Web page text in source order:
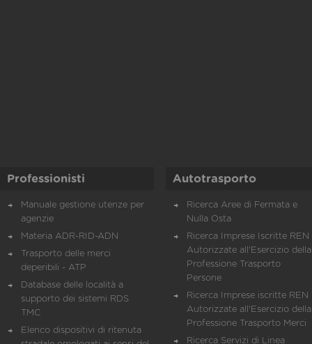
Professionisti
Manuale gestione utenze per
agenzie
Materia ADR-RID-ADN
Trasporto delle merci
deperibili - ATP
Database delle località a
supporto dei sistemi RDS
TMC
Elenco dispositivi di ritenuta
Autotrasporto
Ricerca Aree di Fermata e
Nulla Osta
Ricerca Imprese Iscritte REN
Autorizzate all'Esercizio della
Professione Trasporto
Persone
Ricerca Imprese iscritte REN
Autorizzate all'Esercizio della
Professione Trasporto Merci
Ricerca Servizi di Linea